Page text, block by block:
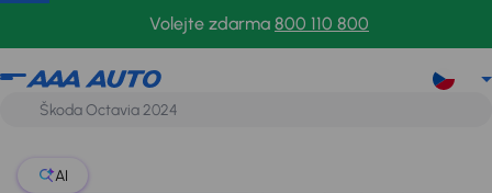
Volejte zdarma 800 110 800
Sedan
AI